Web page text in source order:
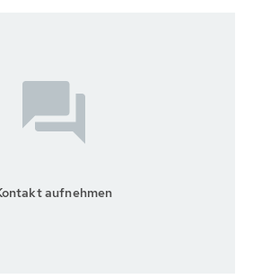
aufnehmen